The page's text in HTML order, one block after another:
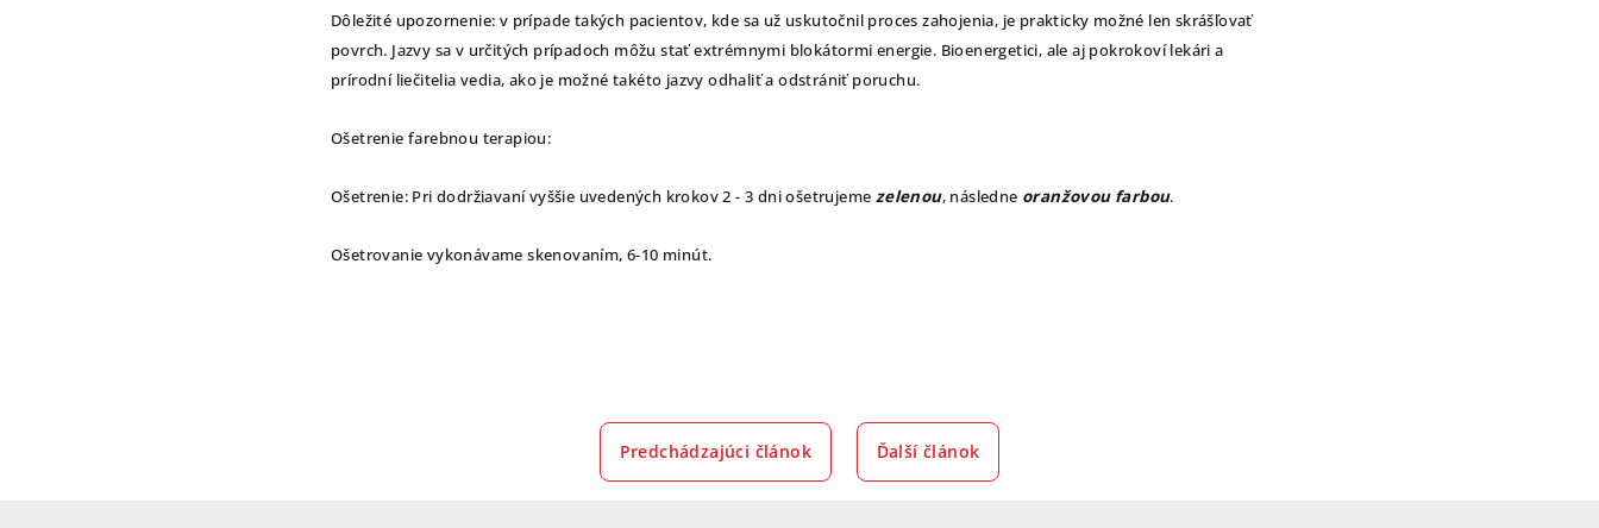
Dôležité upozornenie: v prípade takých pacientov, kde sa už uskutočnil proces zahojenia, je prakticky možné len skrášľovať
povrch. Jazvy sa v určitých prípadoch môžu stať extrémnymi blokátormi energie. Bioenergetici, ale aj pokrokoví lekári a
prírodní liečitelia vedia, ako je možné takéto jazvy odhaliť a odstrániť poruchu.
Ošetrenie farebnou terapiou:
Ošetrenie: Pri dodržiavaní vyššie uvedených krokov 2 - 3 dni ošetrujeme zelenou, následne oranžovou farbou.
Ošetrovanie vykonávame skenovaním, 6-10 minút.
Predchádzajúci článok Ďalší článok